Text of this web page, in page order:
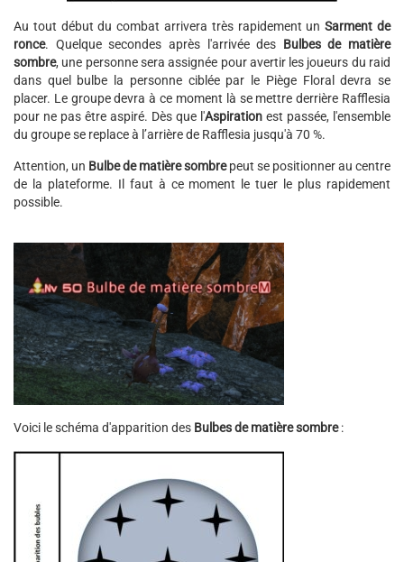
Au tout début du combat arrivera très rapidement unSarment de
ronce. Quelque secondes après l'arrivée des Bulbes de matière
sombre, une personne sera assignée pour avertir les joueurs du raid
dans quel bulbe la personne ciblée par le Piège Floral devra se
placer. Le groupe devra à ce moment là se mettre derrière Rafflesia
pour ne pas être aspiré. Dès que l'Aspiration est passée, l'ensemble
du groupe se replace à l’arrière de Rafflesia jusqu'à 70 %.
Attention, un Bulbe de matière sombrepeut se positionner au centre
de la plateforme. Il faut à ce moment le tuer le plus rapidement
possible.
Voici le schéma d'apparition des Bulbes de matière sombre: